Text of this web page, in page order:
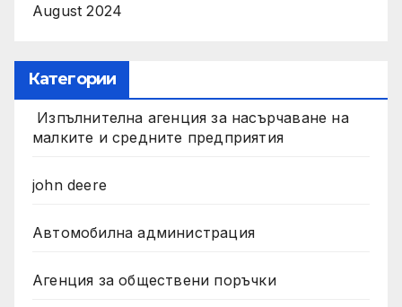
August 2024
Категории
Изпълнителна агенция за насърчаване на
малките и средните предприятия
john deere
Автомобилна администрация
Агенция за обществени поръчки